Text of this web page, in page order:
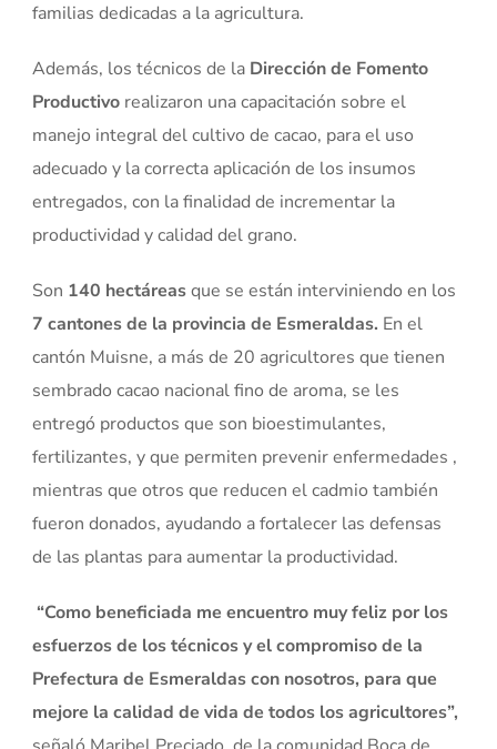
familias dedicadas a la agricultura.
Además, los técnicos de la Dirección de Fomento
Productivo realizaron una capacitación sobre el
manejo integral del cultivo de cacao, para el uso
adecuado y la correcta aplicación de los insumos
entregados, con la finalidad de incrementar la
productividad y calidad del grano.
Son 140 hectáreasque se están interviniendo en los
7 cantones de la provincia de Esmeraldas. En el
cantón Muisne, a más de 20 agricultores que tienen
sembrado cacao nacional fino de aroma, se les
entregó productos que son bioestimulantes,
fertilizantes, y que permiten prevenir enfermedades ,
mientras que otros que reducen el cadmio también
fueron donados, ayudando a fortalecer las defensas
de las plantas para aumentar la productividad.
“Como beneficiada me encuentro muy feliz por los
esfuerzos de los técnicos y el compromiso de la
Prefectura de Esmeraldas con nosotros, para que
mejore la calidad de vida de todos los agricultores”,